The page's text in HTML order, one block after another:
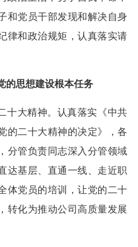
和党员干部发现和解决自身
律和政治规矩，认真落实请
的思想建设根本任务
十大精神。认真落实《中共
的二十大精神的决定》，各
分管负责同志深入分管领域
达基层、直通一线、走近职
体党员的培训，让党的二十
转化为推动公司高质量发展